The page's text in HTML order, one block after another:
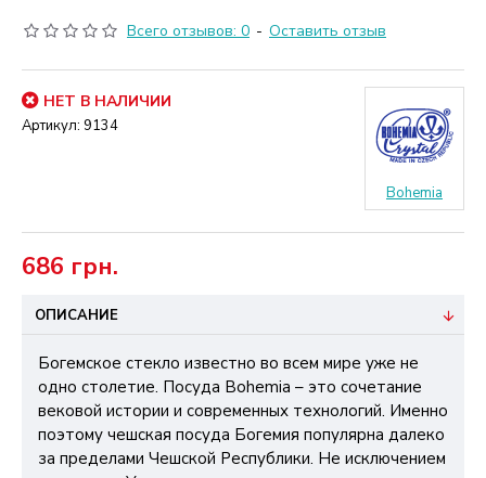
Всего отзывов: 0 - Оставить отзыв
686 грн.
НЕТ В НАЛИЧИИ
Артикул: 9134
Bohemia
ОПИСАНИЕ
Богемское стекло известно во всем мире уже не
одно столетие. Посуда Bohemia – это сочетание
вековой истории и современных технологий. Именно
поэтому чешская посуда Богемия популярна далеко
за пределами Чешской Республики. Не исключением